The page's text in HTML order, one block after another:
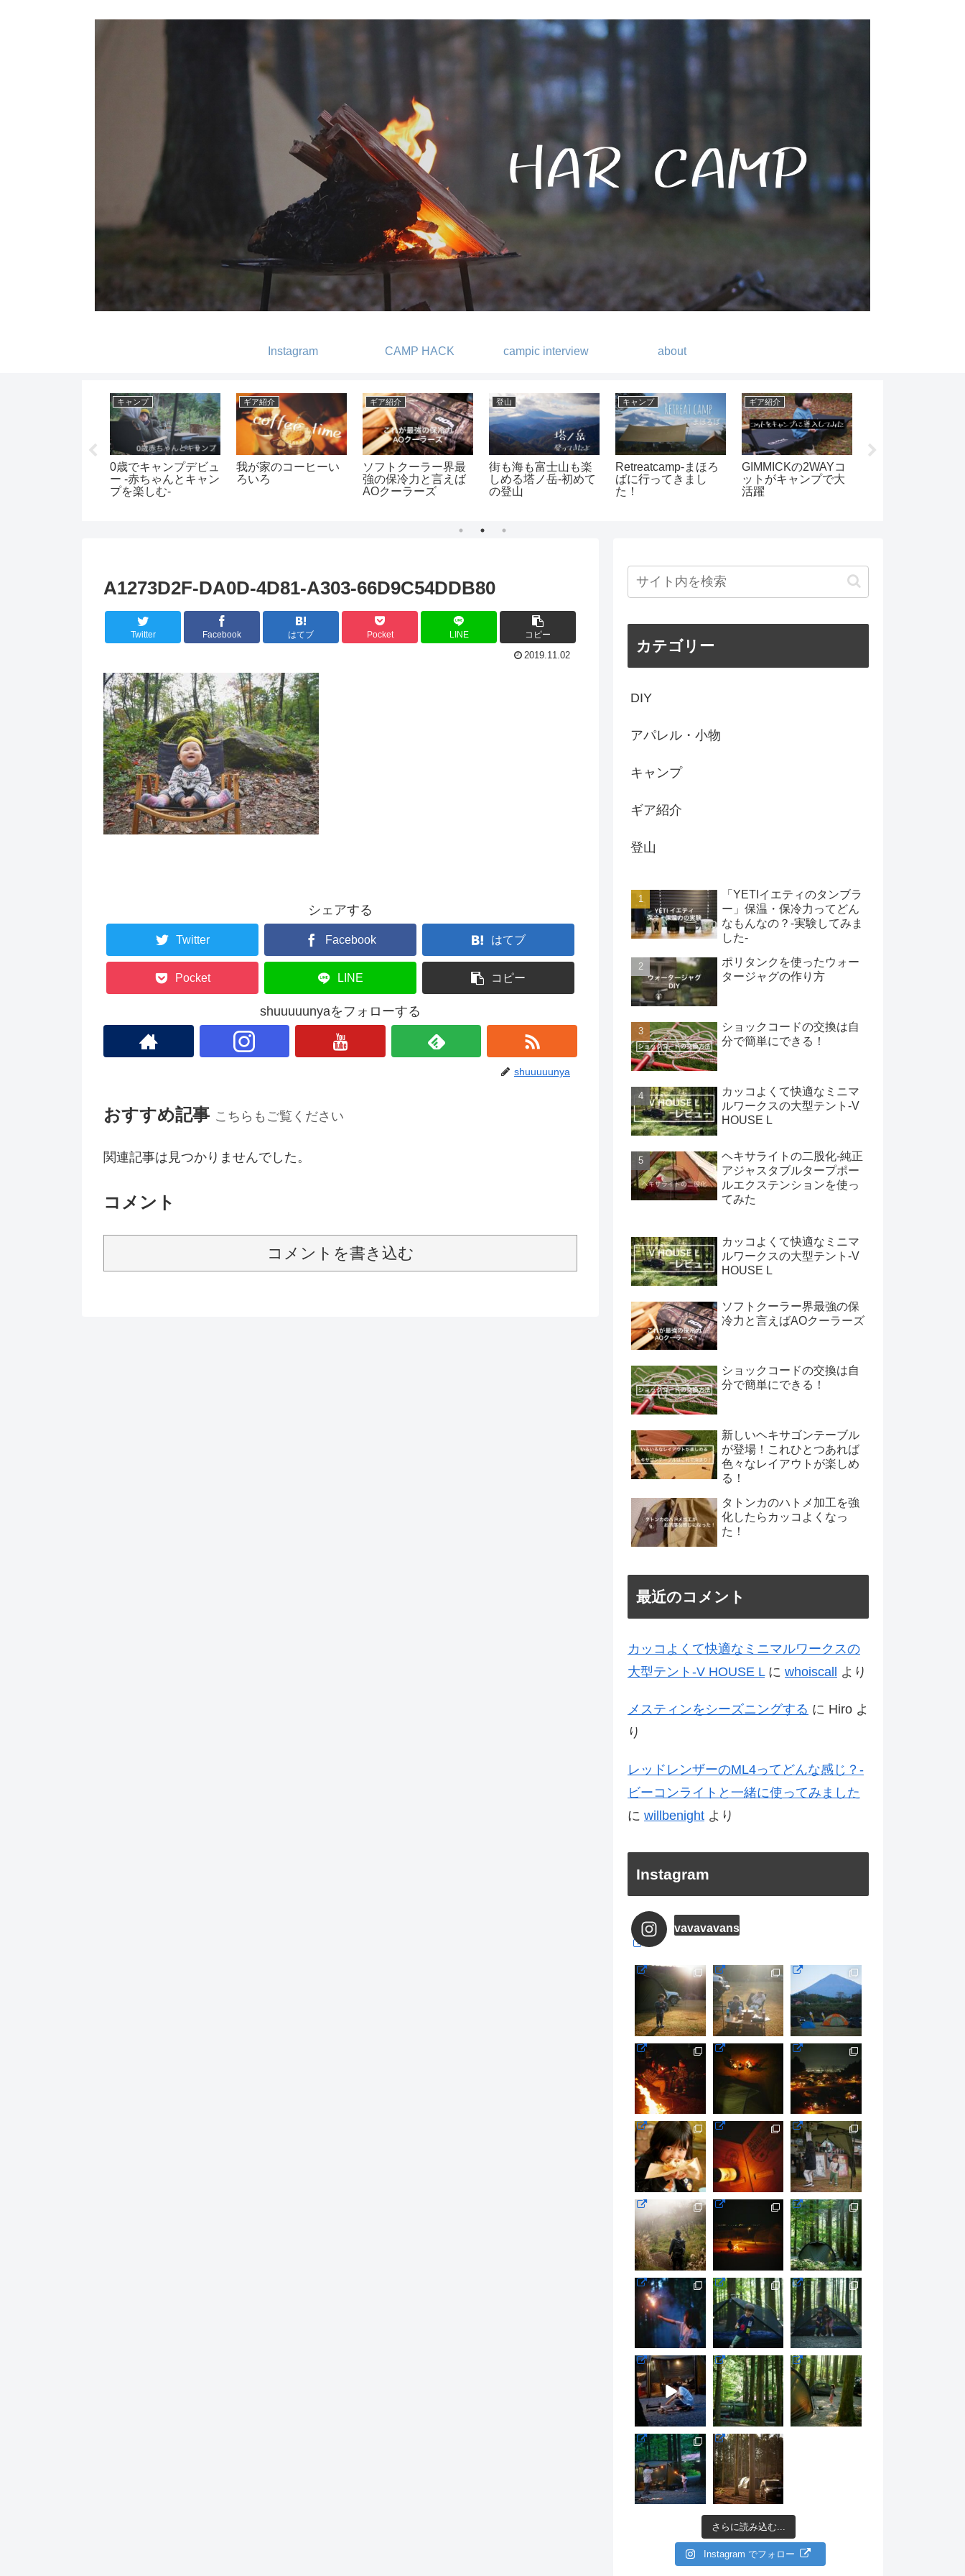
Instagram CAMP HACK campic interview about
GIMMICKの2WAYコ
ットがキャンプで大
ギア紹介
フュアーハンドラン
タンの芯交換
アウトドアで使える
GORE-TEXアウター
紹介-ブランド別
DIY
オルテガ柄テーブル
を作ってみました
キャンプ
湖畔でゆっくりキャ
ンプ -キャンプビレッ
ギア紹介
ベアボーンズリビン
グ ビーコンライト
キャンプ
ショックコードの交
換は自分で簡単にで
A1273D2F-DA0D-4D81-A303-66D9C54DDB80
Twitter Facebook はてブ Pocket LINE コピー
2019.11.02
シェアする
Twitter Facebook はてブ
Pocket LINE コピー
shuuuuunyaをフォローする
shuuuuunya
おすすめ記事 こちらもご覧ください
関連記事は見つかりませんでした。
コメント
コメントを書き込む
カテゴリー
DIY
アパレル・小物
キャンプ
ギア紹介
登山
「YETIイエティのタンブラ
ー」保温・保冷力ってどん
なもんなの？-実験してみま
した-
ポリタンクを使ったウォー
タージャグの作り方
ショックコードの交換は自
分で簡単にできる！
カッコよくて快適なミニマ
ルワークスの大型テント-V
HOUSE L
ヘキサライトの二股化-純正
アジャスタブルタープポー
ルエクステンションを使っ
てみた
カッコよくて快適なミニマ
ルワークスの大型テント-V
HOUSE L
ソフトクーラー界最強の保
冷力と言えばAOクーラーズ
ショックコードの交換は自
分で簡単にできる！
新しいヘキサゴンテーブル
が登場！これひとつあれば
色々なレイアウトが楽しめ
る！
タトンカのハトメ加工を強
化したらカッコよくなっ
た！
最近のコメント
カッコよくて快適なミニマルワークスの
大型テント-V HOUSE Lに whoiscall より
メスティンをシーズニングする に Hiro よ
り
レッドレンザーのML4ってどんな感じ？-
ビーコンライトと一緒に使ってみました
に willbenight より
Instagram
vavavavans
さらに読み込む...
Instagram でフォロー